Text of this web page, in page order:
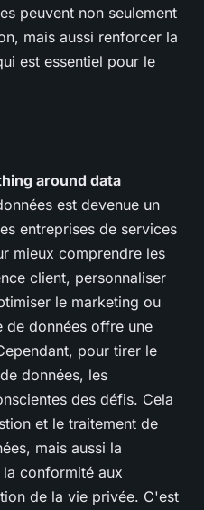
peuvent non seulement
mais aussi renforcer la
est essentiel pour le
around data
est devenue un
entreprises de services
mieux comprendre les
client, personnaliser
le marketing ou
de données offre une
pour tirer le
données, les
des défis. Cela
et le traitement de
mais aussi la
conformité aux
de la vie privée. C'est